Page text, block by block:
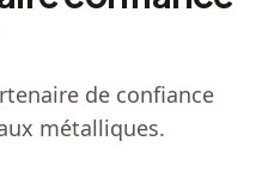
de confiance
métalliques.